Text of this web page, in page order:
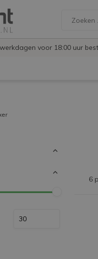
voor 18:00 uur
en Wandlampen
6